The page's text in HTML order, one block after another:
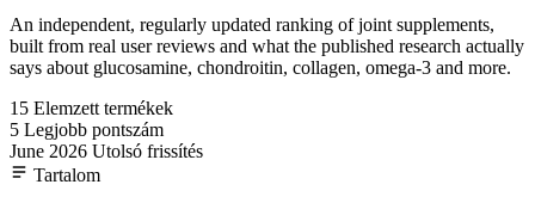
An independent, regularly updated ranking of joint supplements,
built from real user reviews and what the published research actually
says about glucosamine, chondroitin, collagen, omega-3 and more.
15 Elemzett termékek
5 Legjobb pontszám
June 2026 Utolsó frissítés
Tartalom